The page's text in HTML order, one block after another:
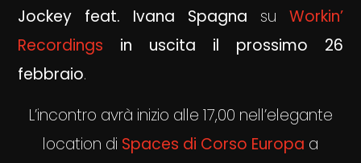
Jockey feat. Ivana Spagna su Workin’
Recordings in uscita il prossimo 26
febbraio.
L’incontro avrà inizio alle 17,00 nell’elegante
location di Spaces di Corso Europa a